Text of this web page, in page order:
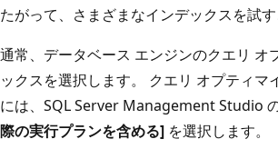
たがって、さまざまなインデックスを試
通常、データベース エンジンのクエリ
ックスを選択します。 クエリ オプティ
には、SQL Server Management Studio
際の実行プランを含める] を選択します。